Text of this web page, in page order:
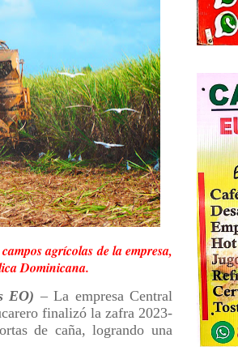
agrícolas de la empresa,
Dominicana.
EO) – La empresa Central
finalizó la zafra 2023-
de caña, logrando una